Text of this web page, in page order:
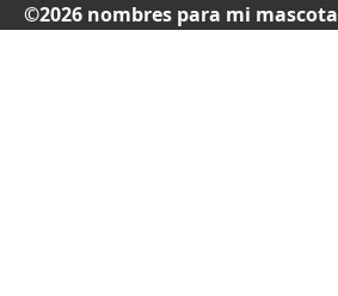
©2026 nombres para mi mascota